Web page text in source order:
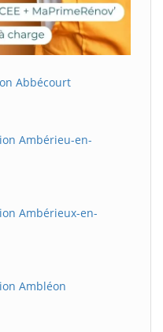
Abbécourt
Ambérieu-en-
Ambérieux-en-
Ambléon